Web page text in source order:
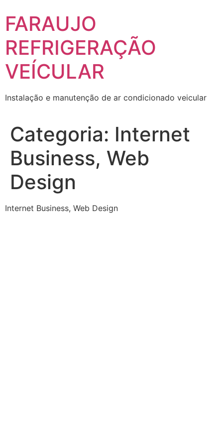
to
content
FARAUJO
REFRIGERAÇÃO
VEÍCULAR
Instalação e manutenção de ar condicionado veicular
Categoria: Internet
Business, Web
Design
Internet Business, Web Design